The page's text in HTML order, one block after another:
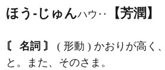
ほう‐じゅんハウ‥ 【芳潤】
〘 名詞 〙
( 形動 ) かおりが高く
と。また、そのさま。